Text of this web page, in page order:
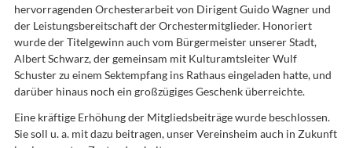
hervorragenden Orchesterarbeit von Dirigent Guido Wagner und
der Leistungsbereitschaft der Orchestermitglieder. Honoriert
wurde der Titelgewinn auch vom Bürgermeister unserer Stadt,
Albert Schwarz, der gemeinsam mit Kulturamtsleiter Wulf
Schuster zu einem Sektempfang ins Rathaus eingeladen hatte, und
darüber hinaus noch ein großzügiges Geschenk überreichte.
Eine kräftige Erhöhung der Mitgliedsbeiträge wurde beschlossen.
Sie soll u. a. mit dazu beitragen, unser Vereinsheim auch in Zukunft